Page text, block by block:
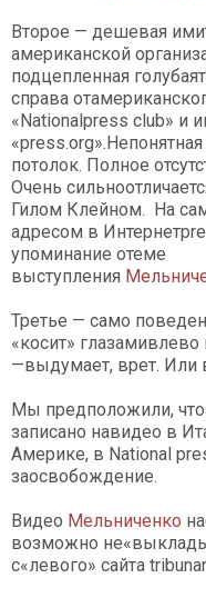
Второе — дешевая
американской
подцепленная
справа
«Nationalрress club» и
потолок. Полное
Очень
Гилом Клейном. На
адресом в
упоминание отеме
выступления
Третье — само
«косит»
—выдумает, врет.
Мы предположили,
записано навидео в
Америке, в National
заосвобождение.
Видео Мельниченко
возможно
с«левого» сайта